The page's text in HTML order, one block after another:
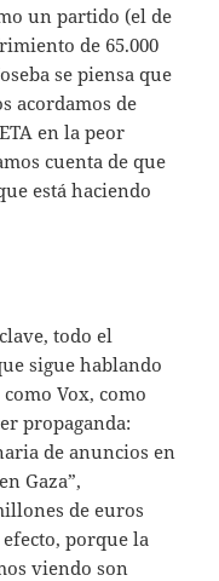
un partido (el de
de 65.000
se piensa que
acordamos de
en la peor
cuenta de que
está haciendo
todo el
sigue hablando
como Vox, como
propaganda:
de anuncios en
Gaza”,
de euros
porque la
viendo son